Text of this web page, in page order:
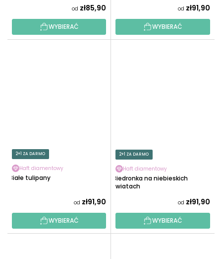
od zł85,90
WYBIERAĆ
od zł91,90
WYBIERAĆ
2+1 ZA DARMO
Haft diamentowy
Białe tulipany
od zł91,90
WYBIERAĆ
2+1 ZA DARMO
Haft diamentowy
Biedronka na niebieskich
kwiatach
od zł91,90
WYBIERAĆ